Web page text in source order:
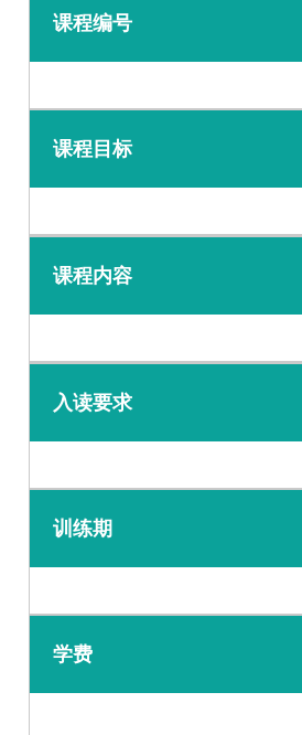
课程编号
课程目标
课程内容
入读要求
训练期
学费